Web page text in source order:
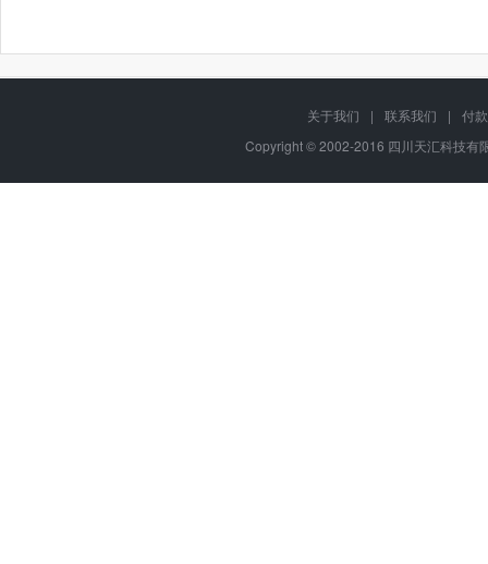
关于我们 | 联系我们 |
付
Copyright © 2002-2016 四川天汇科技